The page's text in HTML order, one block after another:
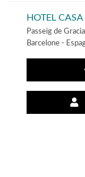
HOTEL
Passeig de
Barcelone -